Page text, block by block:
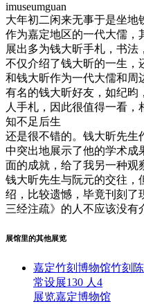
imuseumguan
大年初二闲来无事于是坐地
作为嘉定地区的一代大儒，
展出多为钱大昕手札，书法
不仅介绍了钱大昕的一生，
和钱大昕作为一代大儒和周
有名的钱大昕好友，如纪昀
人手札，因此很值得一看，
知不足后生
还是很不错的。钱大昕先生
中突出地展示了他的学术成
面的成就，给了我另一种观
钱大昕先生与阮元的交往，
绍，比较遗憾，毕竟刊刻了
三经注疏》的人不应该没有
展馆里的其他展览
嘉定竹刻博物馆竹刻陈
常设展130 人 4
展览嘉定博物馆